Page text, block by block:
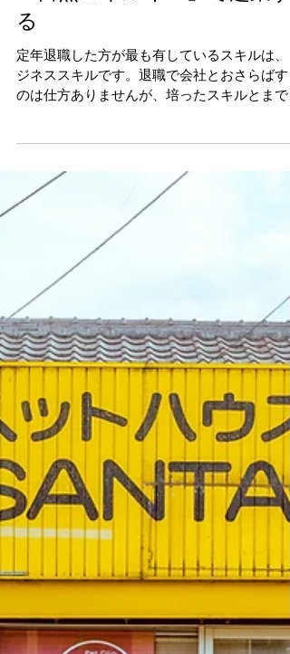
元会社員のスキルを生かし
「自然エネルギー」で起業す
る
定年退職した方が最も有しているスキルは、
のは仕方ありませんが、培ったスキルとまで
さらばするのは、もったいない。営業、技術
企画、総務、経理など、会社で何十年にもわ
ってスキルを磨いてきたわけです。...